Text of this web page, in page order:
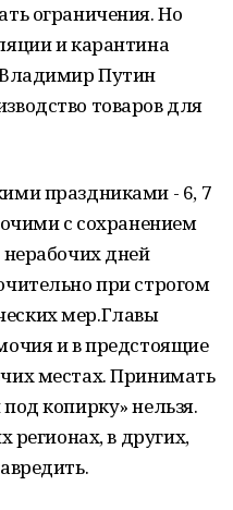
ограничения. Но
и карантина
Путин
товаров для
праздниками - 6, 7
с сохранением
дней
при строгом
мер.Главы
и в предстоящие
местах. Принимать
копирку» нельзя.
регионах, в других,